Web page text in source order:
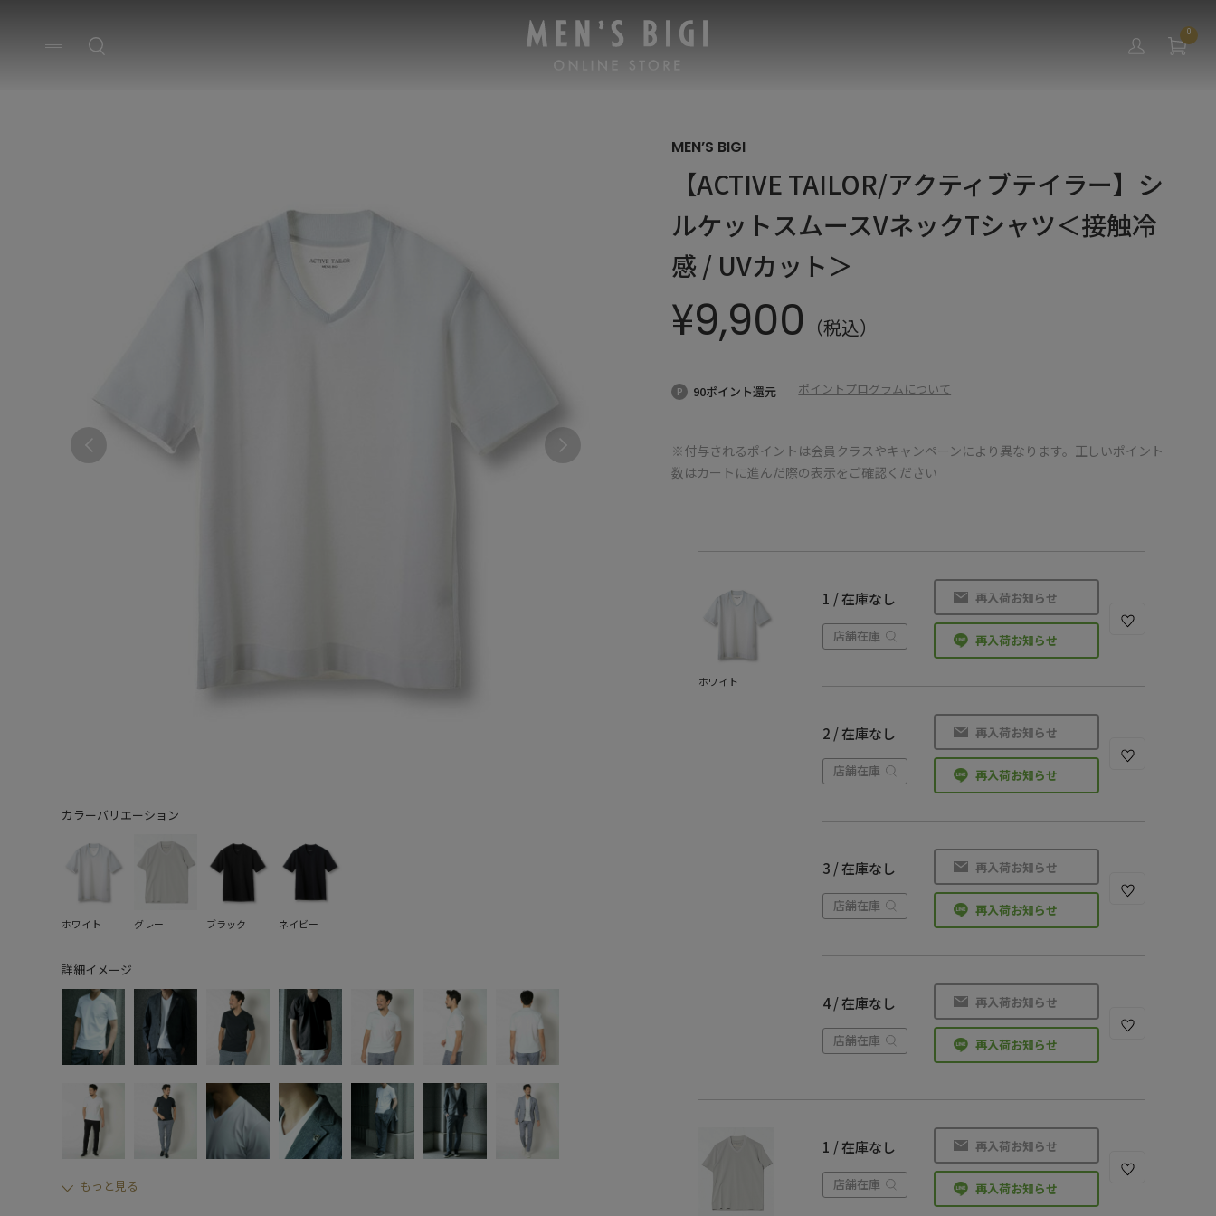
0
カラーバリエーション
ホワイト グレー ブラック ネイビー
詳細イメージ
もっと見る
MEN’S BIGI
【ACTIVE TAILOR/アクティブテイラー】シ
ルケットスムースVネックTシャツ＜接触冷
感 / UVカット＞
¥9,900 （税込）
90ポイント還元 ポイントプログラムについて
※付与されるポイントは会員クラスやキャンペーンにより異なります。正しいポイント
数はカートに進んだ際の表示をご確認ください
ホワイト
1 / 在庫なし
店舗在庫
再入荷お知らせ
再入荷お知らせ
2 / 在庫なし
店舗在庫
再入荷お知らせ
再入荷お知らせ
3 / 在庫なし
店舗在庫
再入荷お知らせ
再入荷お知らせ
4 / 在庫なし
店舗在庫
再入荷お知らせ
再入荷お知らせ
1 / 在庫なし
店舗在庫
再入荷お知らせ
再入荷お知らせ